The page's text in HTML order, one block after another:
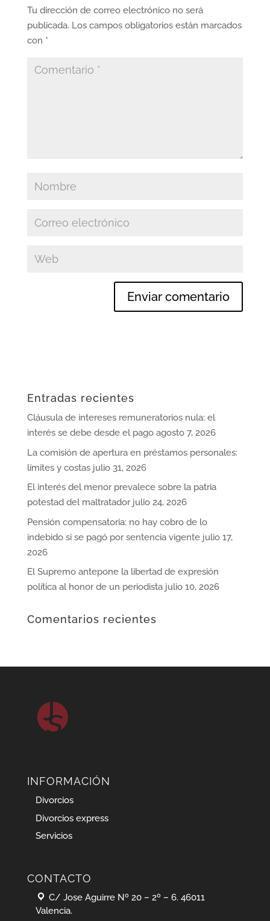
Tu dirección de correo electrónico no será
publicada. Los campos obligatorios están marcados
con *
Entradas recientes
Cláusula de intereses remuneratorios nula: el
interés se debe desde el pago agosto 7, 2026
La comisión de apertura en préstamos personales:
límites y costas julio 31, 2026
El interés del menor prevalece sobre la patria
potestad del maltratador julio 24, 2026
Pensión compensatoria: no hay cobro de lo
indebido si se pagó por sentencia vigente julio 17,
2026
El Supremo antepone la libertad de expresión
política al honor de un periodista julio 10, 2026
Comentarios recientes
INFORMACIÓN
Divorcios
Divorcios express
Servicios
CONTACTO
C/ Jose Aguirre Nº 20 – 2º – 6. 46011
Valencia.